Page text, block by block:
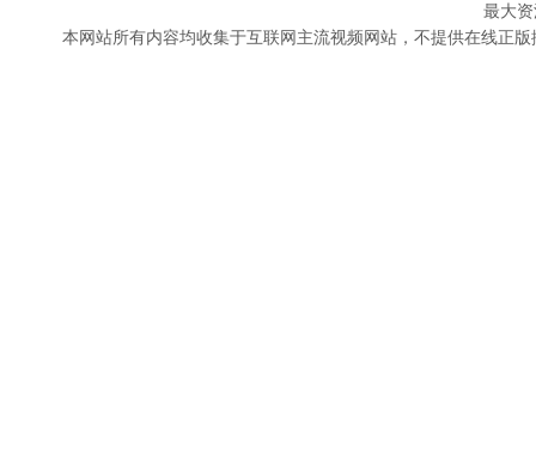
最大
本网站所有内容均收集于互联网主流视频网站，不提供在线正